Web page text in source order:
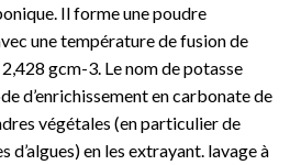
Il forme une poudre
une température de fusion de
gcm-3. Le nom de potasse
d’enrichissement en carbonate de
végétales (en particulier de
d’algues) en les extrayant. lavage à